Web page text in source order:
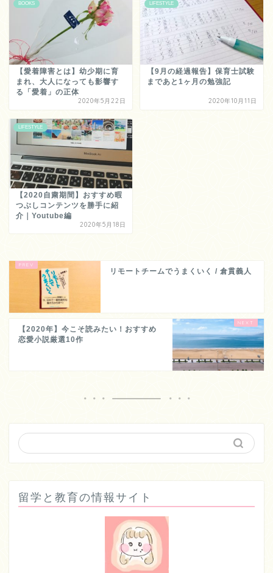
BOOKS
【愛着障害とは】幼少期に育
まれ、大人になっても影響す
る「愛着」の正体
2020年5月22日
LIFESTYLE
【9月の経過報告】保育士試験
まであと1ヶ月の勉強記
2020年10月11日
LIFESTYLE
【2020自粛期間】おすすめ暇
つぶしコンテンツを勝手に紹
介｜Youtube編
2020年5月18日
リモートチームでうまくいく / 倉貫義人
【2020年】今こそ読みたい！おすすめ
恋愛小説厳選10作
留学と教育の情報サイト